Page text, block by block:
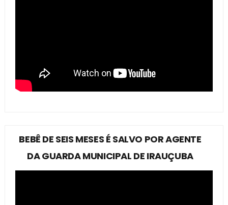
BEBÊ DE SEIS MESES É SALVO POR AGENTE
DA GUARDA MUNICIPAL DE IRAUÇUBA